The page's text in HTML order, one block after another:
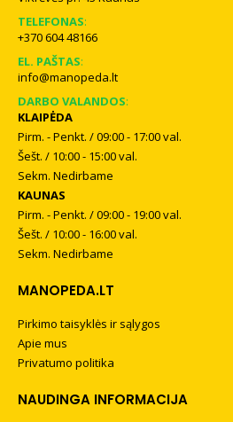
TELEFONAS:
+370 604 48166
EL. PAŠTAS:
info@manopeda.lt
DARBO VALANDOS:
KLAIPĖDA
Pirm. - Penkt. / 09:00 - 17:00 val.
Šešt. / 10:00 - 15:00 val.
Sekm. Nedirbame
KAUNAS
Pirm. - Penkt. / 09:00 - 19:00 val.
Šešt. / 10:00 - 16:00 val.
Sekm. Nedirbame
MANOPEDA.LT
Pirkimo taisyklės ir sąlygos
Apie mus
Privatumo politika
NAUDINGA INFORMACIJA